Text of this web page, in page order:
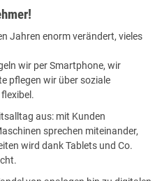
Jahren enorm verändert, vieles
wir per Smartphone, wir
pflegen wir über soziale
aus: mit Kunden
sprechen miteinander,
wird dank Tablets und Co.